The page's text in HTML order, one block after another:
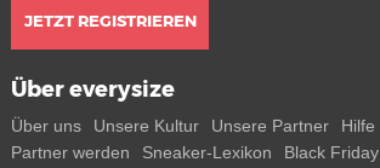
JETZT REGISTRIEREN
Über everysize
Über uns Unsere Kultur Unsere Partner Hilfe
Partner werden
Sneaker-Lexikon Black Friday